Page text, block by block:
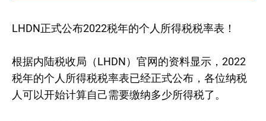
LHDN正式公布2022税年的个人所得税税率表！
根据内陆税收局（LHDN）官网的资料显示，2022
税年的个人所得税税率表已经正式公布，各位纳税
人可以开始计算自己需要缴纳多少所得税了。